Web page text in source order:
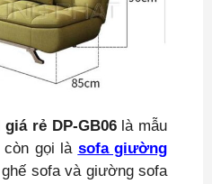
DP-GB06 là mẫu
còn gọi là sofa giường
sofa và giường sofa